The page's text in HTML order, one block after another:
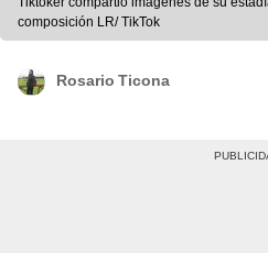
composición LR/ TikTok
Rosario Ticona